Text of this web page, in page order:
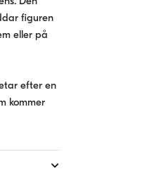
figuren
eller på
efter en
kommer